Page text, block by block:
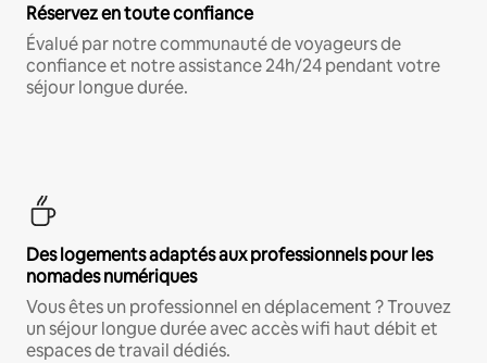
Réservez en toute confiance
Évalué par notre communauté de voyageurs de
confiance et notre assistance 24h/24 pendant votre
séjour longue durée.
Des logements adaptés aux professionnels pour les
nomades numériques
Vous êtes un professionnel en déplacement ? Trouvez
un séjour longue durée avec accès wifi haut débit et
espaces de travail dédiés.